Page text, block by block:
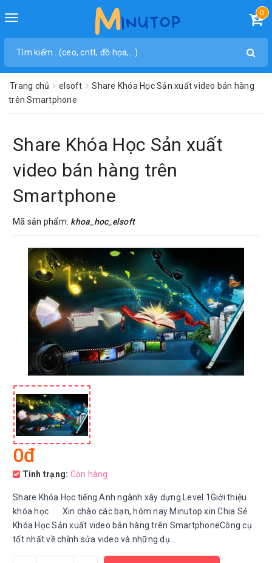
Toggle
0
Trang chủ elsoft
Share Khóa Học Sản xuất video bán hàng
trên Smartphone
Share Khóa Học Sản xuất
video bán hàng trên
Smartphone
Mã sản phẩm: khoa_hoc_elsoft
0đ
Tình trạng: Còn hàng
Share Khóa Học tiếng Anh ngành xây dựng Level 1Giới thiệu
khóa học Xin chào các bạn, hôm nay Minutop xin Chia Sẻ
Khóa Học Sản xuất video bán hàng trên SmartphoneCông cụ
tốt nhất về chỉnh sửa video và những dụ...